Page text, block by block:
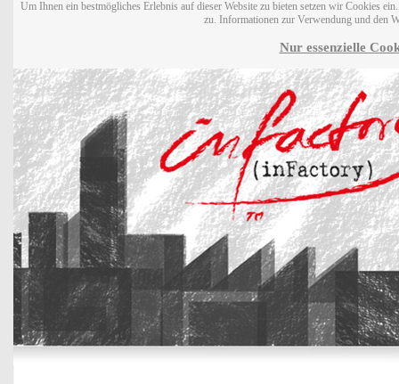
Um Ihnen ein bestmögliches Erlebnis auf dieser Website zu bieten setzen wir Cookies
zu. Informationen zur Verwendung und den
Nur essenzielle